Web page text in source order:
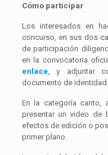
Cómo participar
Los interesados en
concurso, en sus dos
de participación
en la convocatoria
enlace, y adjuntar
documento de
En la categoría canto,
presentar un video de
efectos de edición o
primer plano.